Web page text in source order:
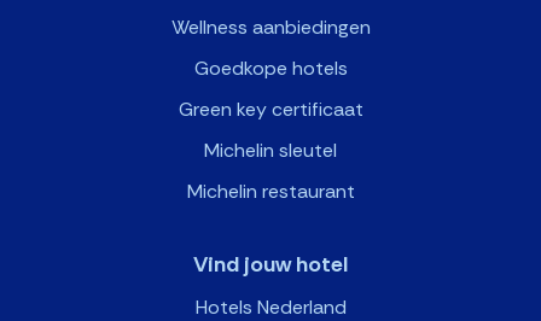
Wellness aanbiedingen
Goedkope hotels
Green key certificaat
Michelin sleutel
Michelin restaurant
Vind jouw hotel
Hotels Nederland